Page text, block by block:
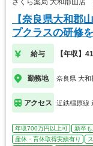
さくら薬局 大和郡山店
【奈良県大和郡
プクラスの研修
給与 【年収】
勤務地 奈良県 大和
アクセス 近鉄橿原線
年収700万円以上可 新卒
産休・育休取得実績有り